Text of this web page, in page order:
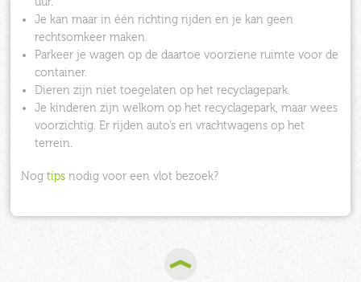
Je kan maar in één richting rijden en je kan geen
rechtsomkeer maken.
Parkeer je wagen op de daartoe voorziene ruimte voor de
container.
Dieren zijn niet toegelaten op het recyclagepark.
Je kinderen zijn welkom op het recyclagepark, maar wees
voorzichtig. Er rijden auto’s en vrachtwagens op het
terrein.
Nogtips nodig voor een vlot bezoek?